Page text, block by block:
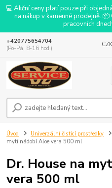
💻 Akční ceny platí pouze při
na nákup v kamenné prodejně.
pracovních
+420775654704
(Po-Pá, 8-16 hod.)
Úvod Univerzální čisticí prostředky
mytí nádobí Aloe vera 500 ml
Dr. House na
vera 500 ml